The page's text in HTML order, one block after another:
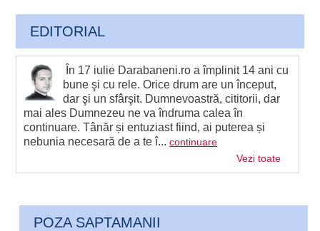
EDITORIAL
În 17 iulie Darabaneni.ro a împlinit 14 ani cu
bune şi cu rele. Orice drum are un început,
dar şi un sfârşit. Dumnevoastră, cititorii, dar
mai ales Dumnezeu ne va îndruma calea în
continuare. Tânăr și entuziast fiind, ai puterea și
nebunia necesară de a te î...continuare
Vezi toate
POZA SAPTAMANII